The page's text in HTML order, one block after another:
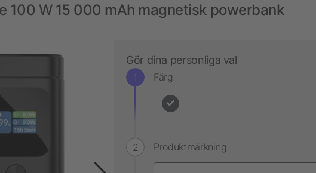
100 W 15 000 mAh magnetisk powerbank
Gör dina personliga val
Färg
Produktmärkning